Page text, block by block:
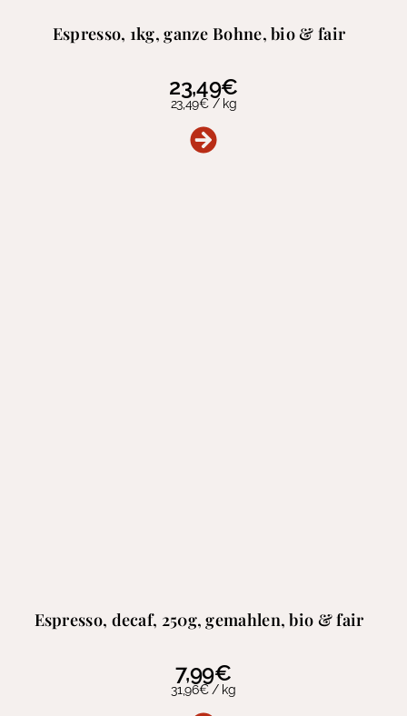
Espresso, 1kg, ganze Bohne, bio & fair
23,49€
23,49€/ kg
Espresso, decaf, 250g, gemahlen, bio & fair
7,99€
31,96€/ kg